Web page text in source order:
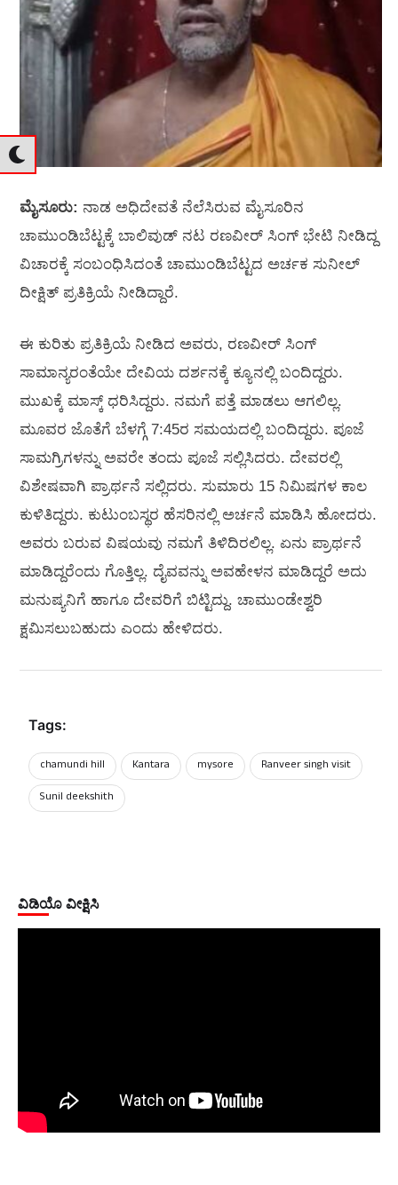
ಮೈಸೂರು: ನಾಡ ಅಧಿದೇವತೆ ನೆಲೆಸಿರುವ ಮೈಸೂರಿನ
ಚಾಮುಂಡಿಬೆಟ್ಟಕ್ಕೆ ಬಾಲಿವುಡ್‌ ನಟ ರಣವೀರ್‌ ಸಿಂಗ್‌ ಭೇಟಿ ನೀಡಿದ್ದ
ವಿಚಾರಕ್ಕೆ ಸಂಬಂಧಿಸಿದಂತೆ ಚಾಮುಂಡಿಬೆಟ್ಟದ ಅರ್ಚಕ ಸುನೀಲ್‌
ದೀಕ್ಷಿತ್‌ ಪ್ರತಿಕ್ರಿಯೆ ನೀಡಿದ್ದಾರೆ.
ಈ ಕುರಿತು ಪ್ರತಿಕ್ರಿಯೆ ನೀಡಿದ ಅವರು, ರಣವೀರ್ ಸಿಂಗ್
ಸಾಮಾನ್ಯರಂತೆಯೇ ದೇವಿಯ ದರ್ಶನಕ್ಕೆ ಕ್ಯೂನಲ್ಲಿ ಬಂದಿದ್ದರು.
ಮುಖಕ್ಕೆ ಮಾಸ್ಕ್ ಧರಿಸಿದ್ದರು. ನಮಗೆ ಪತ್ತೆ ಮಾಡಲು ಆಗಲಿಲ್ಲ.
ಮೂವರ ಜೊತೆಗೆ ಬೆಳಗ್ಗೆ 7:45ರ ಸಮಯದಲ್ಲಿ ಬಂದಿದ್ದರು. ಪೂಜೆ
ಸಾಮಗ್ರಿಗಳನ್ನು ಅವರೇ ತಂದು ಪೂಜೆ ಸಲ್ಲಿಸಿದರು. ದೇವರಲ್ಲಿ
ವಿಶೇಷವಾಗಿ ಪ್ರಾರ್ಥನೆ ಸಲ್ಲಿದರು. ಸುಮಾರು 15 ನಿಮಿಷಗಳ ಕಾಲ
ಕುಳಿತಿದ್ದರು. ಕುಟುಂಬಸ್ಥರ ಹೆಸರಿನಲ್ಲಿ ಅರ್ಚನೆ ಮಾಡಿಸಿ ಹೋದರು.
ಅವರು ಬರುವ ವಿಷಯವು ನಮಗೆ ತಿಳಿದಿರಲಿಲ್ಲ. ಏನು ಪ್ರಾರ್ಥನೆ
ಮಾಡಿದ್ದರೆಂದು ಗೊತ್ತಿಲ್ಲ. ದೈವವನ್ನು ಅವಹೇಳನ ಮಾಡಿದ್ದರೆ ಅದು
ಮನುಷ್ಯನಿಗೆ ಹಾಗೂ ದೇವರಿಗೆ ಬಿಟ್ಟಿದ್ದು. ಚಾಮುಂಡೇಶ್ವರಿ
ಕ್ಷಮಿಸಲುಬಹುದು ಎಂದು ಹೇಳಿದರು.
Tags:
chamundi hill Kantara mysore
Ranveer singh visit
Sunil deekshith
ವಿಡಿಯೊ ವೀಕ್ಷಿಸಿ